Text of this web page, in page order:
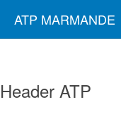
ATP MARMANDE
Header ATP